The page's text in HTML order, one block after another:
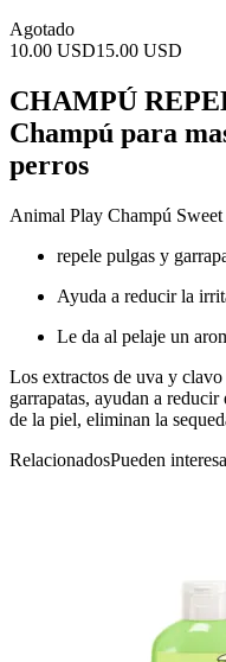
Agotado
10.00 USD15.00 USD
CHAMPÚ
Champú para
perros
Animal Play Champú
repele pulgas y
Ayuda a reducir la
Le da al pelaje un
Los extractos de uva y
garrapatas, ayudan a
de la piel, eliminan la
RelacionadosPueden